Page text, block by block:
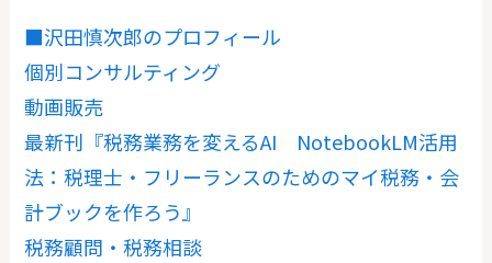
■沢田慎次郎のプロフィール
個別コンサルティング
動画販売
最新刊『税務業務を変えるAI NotebookLM活用
法：税理士・フリーランスのためのマイ税務・会
計ブックを作ろう』
税務顧問・税務相談